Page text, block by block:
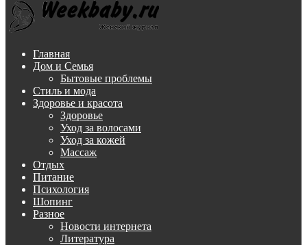
Главная
Дом и Семья
Бытовые проблемы
Стиль и мода
Здоровье и красота
Здоровье
Уход за волосами
Уход за кожей
Массаж
Отдых
Питание
Психология
Шопинг
Разное
Новости интернета
Литература